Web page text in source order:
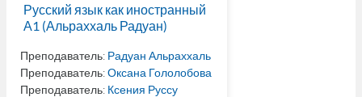
Русский язык как иностранный
А1 (Альраххаль Радуан)
Преподаватель: Радуан Альраххаль
Преподаватель:Оксана Гололобова
Преподаватель: Ксения Руссу